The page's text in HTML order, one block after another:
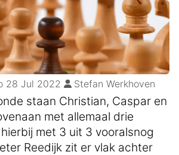
28 Jul 2022 Stefan Werkhoven
staan Christian, Caspar en
met allemaal drie
met 3 uit 3 vooralsnog
Reedijk zit er vlak achter